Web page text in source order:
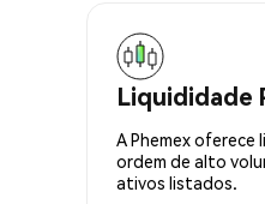
Liquididade
A Phemex
ordem de alto
ativos listados.